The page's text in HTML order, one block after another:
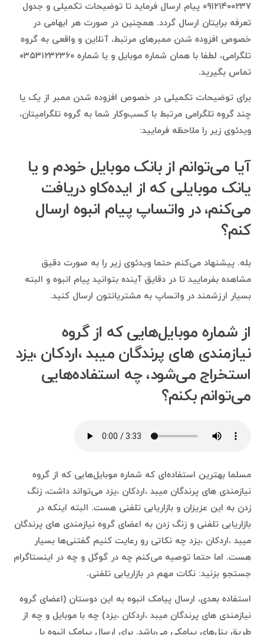
۰۹۱۲۱۴۰۰۲۳۷ پیام ارسال فرماید تا توضیحات تکمیلی و جدول
تعرفه برایتان ارسال گردد. همچنین در صورت هر ابهامی در
خصوص افزوده شدن ممبرهای مرتبط، آنلاین و واقعی به گروه
تلگرامی، لطفا با همان شماره موبایل و یا شماره ۰۳۵۳۱۲۳۲۳۶۰
تماس بگیرید.
برای توضیحات تکمیلی در خصوص افزوده شدن ممبر از یک یا
چند گروه تلگرامی مرتبط با کسب‌وکار شما به گروه تلگرامیتان،
ویدئوی زیر را ملاحظه فرمایید:
آیا می‌توانم از بانک موبایل خودم و یا
یانک موبایلی که از ایده‌کاو دریافت
می‌کنم، در واتساپ پیام انبوه ارسال
کنم؟
بله. پیشنهاد می‌کنم حتما ویدئوی زیر را به صورت دقیق
مشاهده بفرمایید تا در دقایق آینده بتوانید پیام انبوه و البته
بسیار ارزشمند در واتساپ به مشتریانتون ارسال کنید.
از شماره موبایل‌هایی که از گروه
نیازمندی های پرندگان میبد ،اردکان ،یزد
استخراج می‌شود، چه استفاده‌هایی
می‌توانم بکنم؟
مسلما بهترین استفاده‌ای که شماره موبایل‌هایی که از گروه
نیازمندی های پرندگان میبد ،اردکان ،یزد می‌تواند داشت، زنگ
زدن به این عزیزان و بازاریابی تلفنی هست. البته اینکه در
بازاریابی تلفنی و زنگ زدن به اعضای گروه نیازمندی های پرندگان
میبد ،اردکان ،یزد چه نکاتی رو رعایت کنیم گفتنی‌ها بسیار
هست. اما حتما توصیه می‌کنم چه در گوگل و چه در اینستاگرام
جستجو بزنید: نکات مهم در بازاریابی تلفنی.
استفاده بعدی، ارسال پیامک انبوه به این دوستان (اعضای گروه
نیازمندی های پرندگان میبد ،اردکان ،یزد) چه با موبایل و چه از